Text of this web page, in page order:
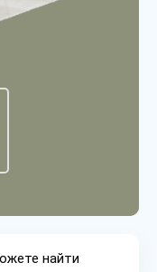
найти